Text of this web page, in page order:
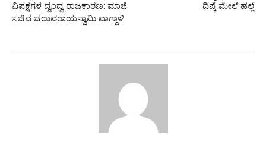
ವಿಪಕ್ಷಗಳ ದ್ವಂದ್ವ ರಾಜಕಾರಣ: ಮಾಜಿ
ಸಚಿವ ಚಲುವರಾಯಸ್ವಾಮಿ ವಾಗ್ದಾಳಿ
ದಿಪ್ಕೆ ಮೇಲೆ ಹಲ್ಲೆ